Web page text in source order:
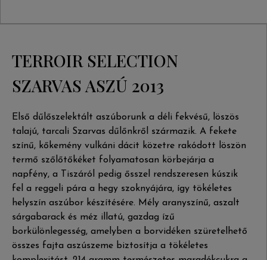
TERROIR SELECTION
SZARVAS ASZÚ 2013
Első dűlőszelektált aszúborunk a déli fekvésű, löszös
talajú, tarcali Szarvas dűlőnkről származik. A fekete
színű, kőkemény vulkáni dácit közetre rakódott löszön
termő szőlőtőkéket folyamatosan körbejárja a
napfény, a Tiszáról pedig ősszel rendszeresen kúszik
fel a reggeli pára a hegy szoknyájára, így tökéletes
helyszín aszúbor készítésére. Mély aranyszínű, aszalt
sárgabarack és méz illatú, gazdag ízű
borkülönlegesség, amelyben a borvidéken szüretelhető
összes fajta aszúszeme biztosítja a tökéletes